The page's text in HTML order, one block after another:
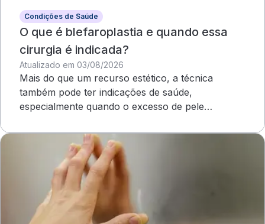
Condições de Saúde
O que é blefaroplastia e quando essa
cirurgia é indicada?
Atualizado em 03/08/2026
Mais do que um recurso estético, a técnica
também pode ter indicações de saúde,
especialmente quando o excesso de pele